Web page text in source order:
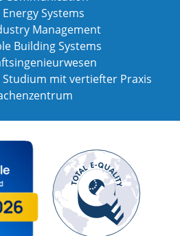
Systems
Management
Building Systems
mit vertiefter Praxis